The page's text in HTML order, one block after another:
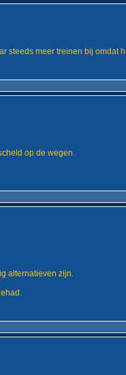
steeds meer treinen bij omdat
op de wegen.
alternatieven zijn.